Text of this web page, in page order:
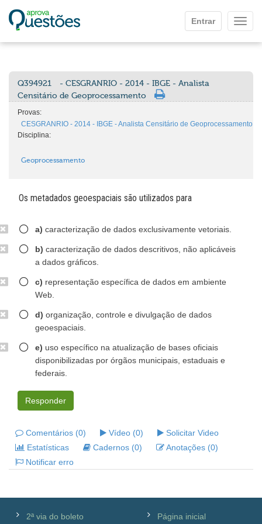
Entrar
Q394921
- CESGRANRIO - 2014 - IBGE - Analista
Censitário de Geoprocessamento
Provas:
CESGRANRIO - 2014 - IBGE - Analista Censitário de Geoprocessamento
Disciplina:
Geoprocessamento
Os metadados geoespaciais são utilizados para
a) caracterização de dados exclusivamente vetoriais.
b) caracterização de dados descritivos, não aplicáveis
a dados gráficos.
c) representação específica de dados em ambiente
Web.
d) organização, controle e divulgação de dados
geoespaciais.
e) uso específico na atualização de bases oficiais
disponibilizadas por órgãos municipais, estaduais e
federais.
Responder
Comentários (0) Vídeo (0)
Solicitar Video
Estatísticas
Cadernos (0)
Anotações (0)
Notificar erro
2ª via do boleto Página inicial